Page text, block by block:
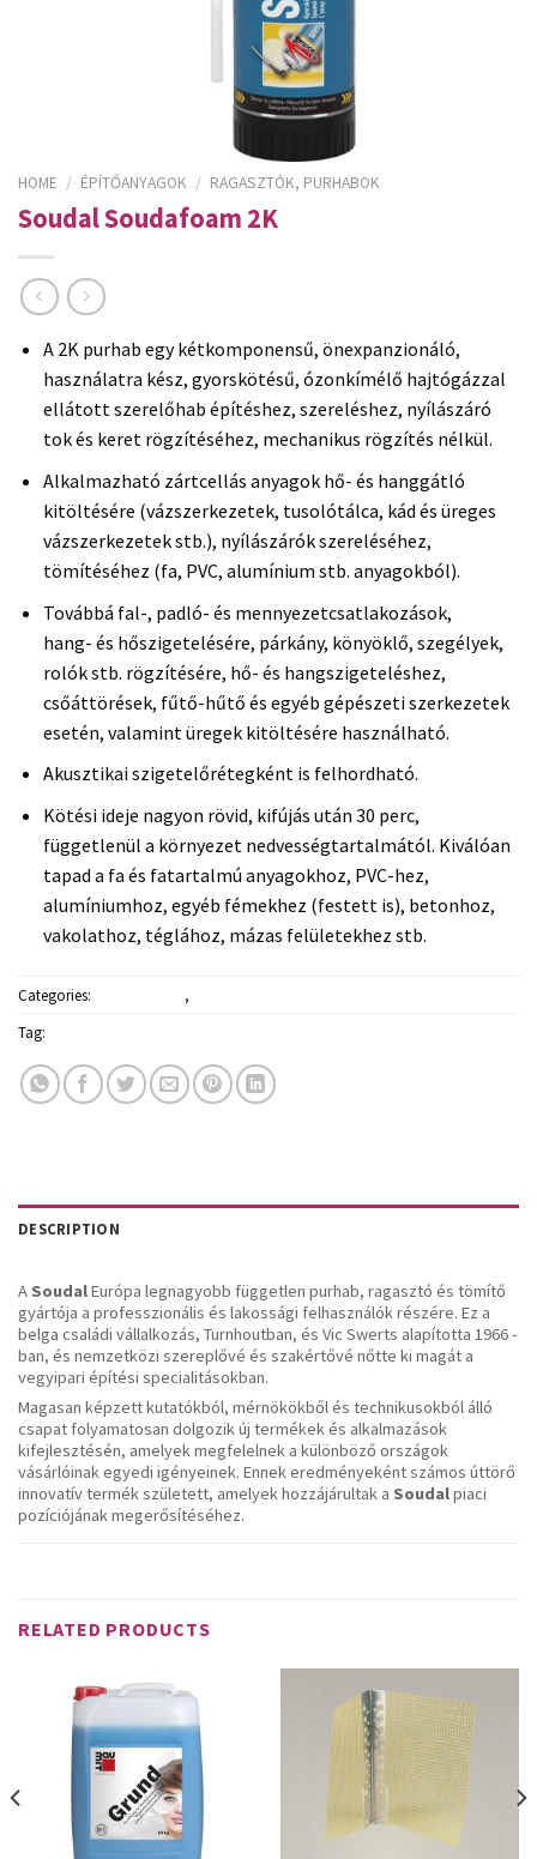
HOME / ÉPÍTŐANYAGOK / RAGASZTÓK, PURHABOK
Soudal Soudafoam 2K
A 2K purhab egy kétkomponensű, önexpanzionáló,
használatra kész, gyorskötésű, ózonkímélő hajtógázzal
ellátott szerelőhab építéshez, szereléshez, nyílászáró
tok és keret rögzítéséhez, mechanikus rögzítés nélkül.
Alkalmazható zártcellás anyagok hő- és hanggátló
kitöltésére (vázszerkezetek, tusolótálca, kád és üreges
vázszerkezetek stb.), nyílászárók szereléséhez,
tömítéséhez (fa, PVC, alumínium stb. anyagokból).
Továbbá fal-, padló- és mennyezetcsatlakozások,
hang- és hőszigetelésére, párkány, könyöklő, szegélyek,
rolók stb. rögzítésére, hő- és hangszigeteléshez,
csőáttörések, fűtő-hűtő és egyéb gépészeti szerkezetek
esetén, valamint üregek kitöltésére használható.
Akusztikai szigetelőrétegként is felhordható.
Kötési ideje nagyon rövid, kifújás után 30 perc,
függetlenül a környezet nedvességtartalmától. Kiválóan
tapad a fa és fatartalmú anyagokhoz, PVC-hez,
alumíniumhoz, egyéb fémekhez (festett is), betonhoz,
vakolathoz, téglához, mázas felületekhez stb.
Categories: ,
Tag:
DESCRIPTION
A SoudalEurópa legnagyobb független purhab, ragasztó és tömítő
gyártója a professzionális és lakossági felhasználók részére. Ez a
belga családi vállalkozás, Turnhoutban, és Vic Swerts alapította 1966 -
ban, és nemzetközi szereplővé és szakértővé nőtte ki magát a
vegyipari építési specialitásokban.
Magasan képzett kutatókból, mérnökökből és technikusokból álló
csapat folyamatosan dolgozik új termékek és alkalmazások
kifejlesztésén, amelyek megfelelnek a különböző országok
vásárlóinak egyedi igényeinek. Ennek eredményeként számos úttörő
innovatív termék született, amelyek hozzájárultak a Soudalpiaci
pozíciójának megerősítéséhez.
RELATED PRODUCTS